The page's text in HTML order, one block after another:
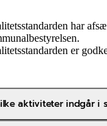
har
er
aktiviteter indgår i